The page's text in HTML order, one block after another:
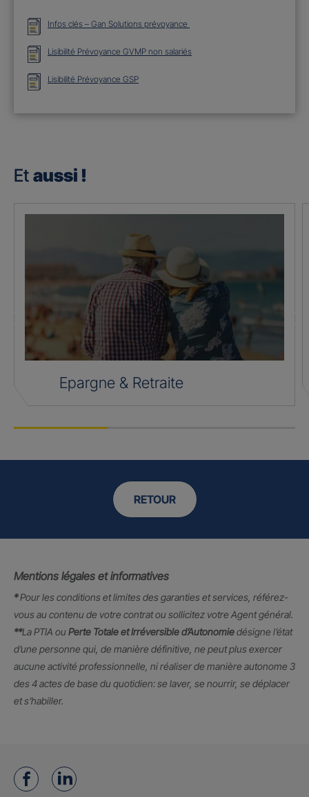
Infos clés – Gan Solutions prévoyance
Lisibilité Prévoyance GVMP non salariés
Lisibilité Prévoyance GSP
Et aussi !
Epargne & Retraite
RETOUR
Mentions légales et informatives
*Pour les conditions et limites des garanties et services, référez-
vous au contenu de votre contrat ou sollicitez votre Agent général.
**La PTIA ou Perte Totale et Irréversible d’Autonomiedésigne l’état
d’une personne qui, de manière définitive, ne peut plus exercer
aucune activité professionnelle, ni réaliser de manière autonome 3
des 4 actes de base du quotidien: se laver, se nourrir, se déplacer
et s’habiller.